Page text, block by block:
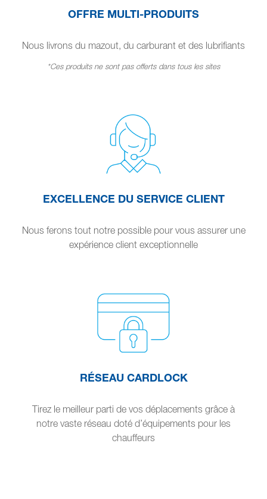
OFFRE MULTI-PRODUITS
Nous livrons du mazout, du carburant et des lubrifiants
*Ces produits ne sont pas offerts dans tous les sites
EXCELLENCE DU SERVICE CLIENT
Nous ferons tout notre possible pour vous assurer une
expérience client exceptionnelle
RÉSEAU CARDLOCK
Tirez le meilleur parti de vos déplacements grâce à
notre vaste réseau doté d’équipements pour les
chauffeurs